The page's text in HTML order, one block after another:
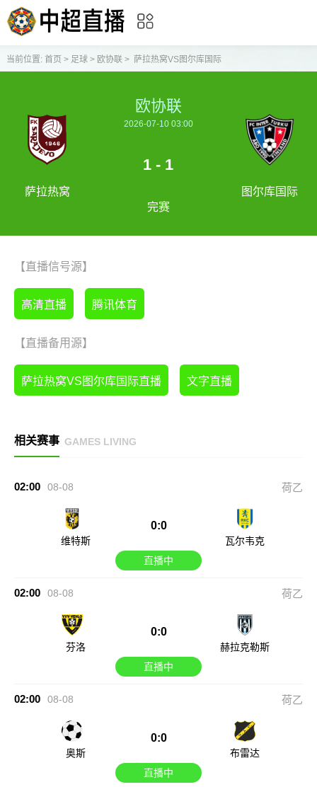
当前位置: 首页 > 足球> 欧协联> 萨拉热窝VS图尔库国际
萨拉热窝
欧协联
2026-07-10 03:00
1 - 1
完赛
图尔库国际
【直播信号源】
高清直播 腾讯体育
【直播备用源】
萨拉热窝VS图尔库国际直播 文字直播
相关赛事 GAMES LIVING
02:00 08-08 荷乙
维特斯
0:0
瓦尔韦克
直播中
02:00 08-08 荷乙
芬洛
0:0
赫拉克勒斯
直播中
02:00 08-08 荷乙
奥斯
0:0
布雷达
直播中